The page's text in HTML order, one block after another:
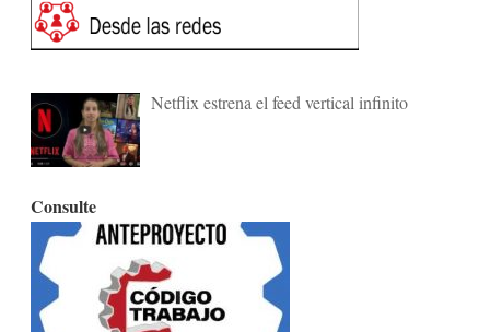
Netflix estrena el feed vertical infinito
Consulte